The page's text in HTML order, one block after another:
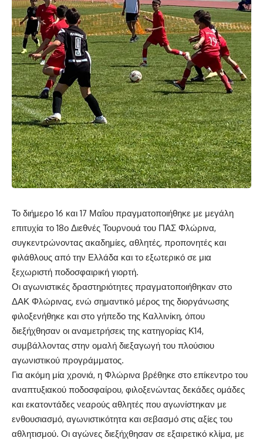
Το διήμερο 16 και 17 Μαΐου πραγματοποιήθηκε με μεγάλη
επιτυχία το 18ο Διεθνές Τουρνουά του ΠΑΣ Φλώρινα,
συγκεντρώνοντας ακαδημίες, αθλητές, προπονητές και
φιλάθλους από την Ελλάδα και το εξωτερικό σε μια
ξεχωριστή ποδοσφαιρική γιορτή.
Οι αγωνιστικές δραστηριότητες πραγματοποιήθηκαν στο
ΔΑΚ Φλώρινας, ενώ σημαντικό μέρος της διοργάνωσης
φιλοξενήθηκε και στο γήπεδο της Καλλινίκη, όπου
διεξήχθησαν οι αναμετρήσεις της κατηγορίας Κ14,
συμβάλλοντας στην ομαλή διεξαγωγή του πλούσιου
αγωνιστικού προγράμματος.
Για ακόμη μία χρονιά, η Φλώρινα βρέθηκε στο επίκεντρο του
αναπτυξιακού ποδοσφαίρου, φιλοξενώντας δεκάδες ομάδες
και εκατοντάδες νεαρούς αθλητές που αγωνίστηκαν με
ενθουσιασμό, αγωνιστικότητα και σεβασμό στις αξίες του
αθλητισμού. Οι αγώνες διεξήχθησαν σε εξαιρετικό κλίμα, με